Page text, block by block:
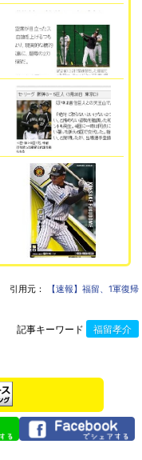
引用元： 【速報】福留、1軍復帰
記事キーワード 福留孝介